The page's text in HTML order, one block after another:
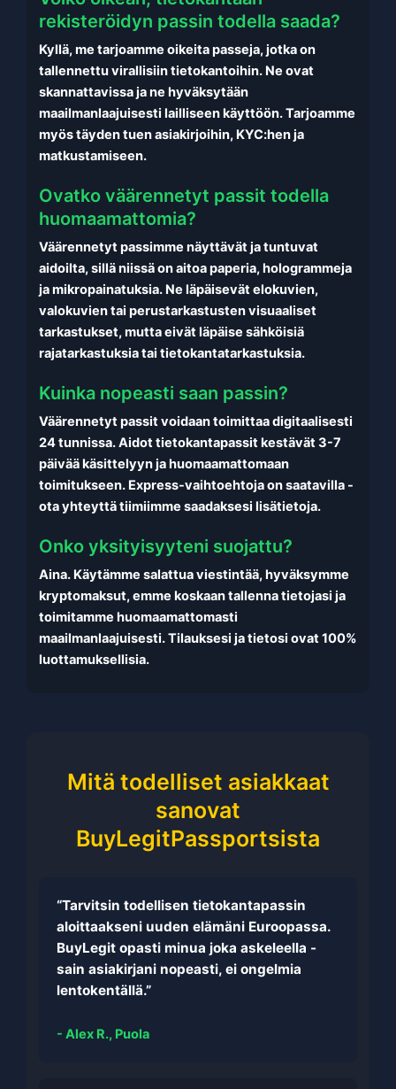
rekisteröidyn passin todella saada?
Kyllä, me tarjoamme oikeita passeja, jotka on
tallennettu virallisiin tietokantoihin. Ne ovat
skannattavissa ja ne hyväksytään
maailmanlaajuisesti lailliseen käyttöön. Tarjoamme
myös täyden tuen asiakirjoihin, KYC:hen ja
matkustamiseen.
Ovatko väärennetyt passit todella
huomaamattomia?
Väärennetyt passimme näyttävät ja tuntuvat
aidoilta, sillä niissä on aitoa paperia, hologrammeja
ja mikropainatuksia. Ne läpäisevät elokuvien,
valokuvien tai perustarkastusten visuaaliset
tarkastukset, mutta eivät läpäise sähköisiä
rajatarkastuksia tai tietokantatarkastuksia.
Kuinka nopeasti saan passin?
Väärennetyt passit voidaan toimittaa digitaalisesti
24 tunnissa. Aidot tietokantapassit kestävät 3-7
päivää käsittelyyn ja huomaamattomaan
toimitukseen. Express-vaihtoehtoja on saatavilla -
ota yhteyttä tiimiimme saadaksesi lisätietoja.
Onko yksityisyyteni suojattu?
Aina. Käytämme salattua viestintää, hyväksymme
kryptomaksut, emme koskaan tallenna tietojasi ja
toimitamme huomaamattomasti
maailmanlaajuisesti. Tilauksesi ja tietosi ovat 100%
luottamuksellisia.
Mitä todelliset asiakkaat
sanovat
BuyLegitPassportsista
“Tarvitsin todellisen tietokantapassin
aloittaakseni uuden elämäni Euroopassa.
BuyLegit opasti minua joka askeleella -
sain asiakirjani nopeasti, ei ongelmia
lentokentällä.”
- Alex R., Puola